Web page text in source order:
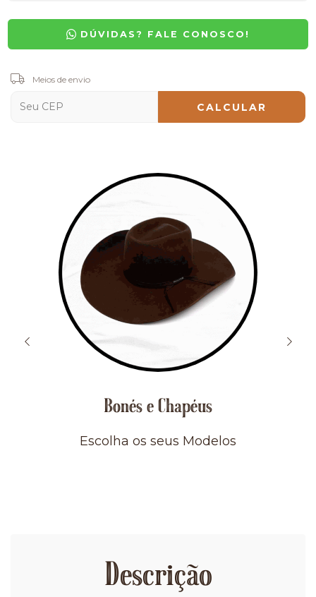
DÚVIDAS? FALE CONOSCO!
Entregas para o CEP:
Meios de envio
CALCULAR
Bonés e Chapéus
Escolha os seus Modelos
Descrição